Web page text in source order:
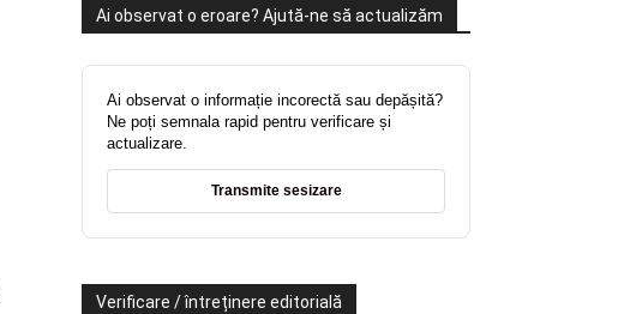
Ai observat o eroare? Ajută-ne să actualizăm
Ai observat o informație incorectă sau depășită?
Ne poți semnala rapid pentru verificare și
actualizare.
Transmite sesizare
Verificare / întreținere editorială